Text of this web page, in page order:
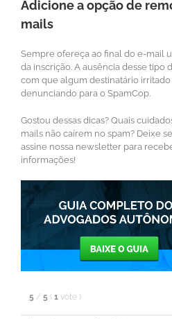
Adicione a opção de
mails
Sempre ofereça ao final do e-mail
da inscrição. A ausência desse tipo
com que algum destinatário
denunciando para o SpamCop.
Gostou dessas dicas? Quais
mails não caírem no spam? Deixe
assine nossa newsletter para
informações!
5 / 5 ( 1 vote )